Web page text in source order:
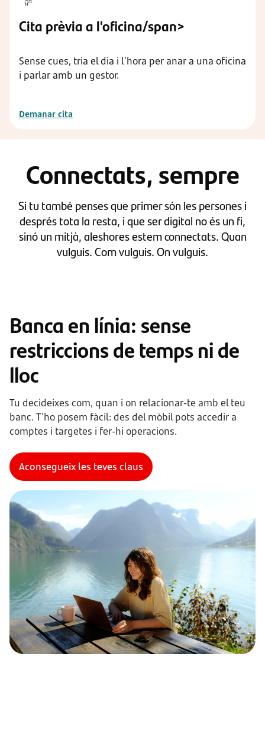
Cita prèvia a l'oficina/span>
Sense cues, tria el dia i l'hora per anar a una oficina
i parlar amb un gestor.
Demanar cita
Connectats, sempre
Si tu també penses que primer són les persones i
després tota la resta, i que ser digital no és un fi,
sinó un mitjà, aleshores estem connectats. Quan
vulguis. Com vulguis. On vulguis.
Banca en línia: sense
restriccions de temps ni de
lloc
Tu decideixes com, quan i on relacionar-te amb el teu
banc. T’ho posem fàcil: des del mòbil pots accedir a
comptes i targetes i fer-hi operacions.
Aconsegueix les teves claus